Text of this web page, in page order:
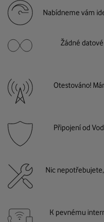
Nabídneme vám
Žádné
Otestováno!
Připojení od
Nic
K pevnému